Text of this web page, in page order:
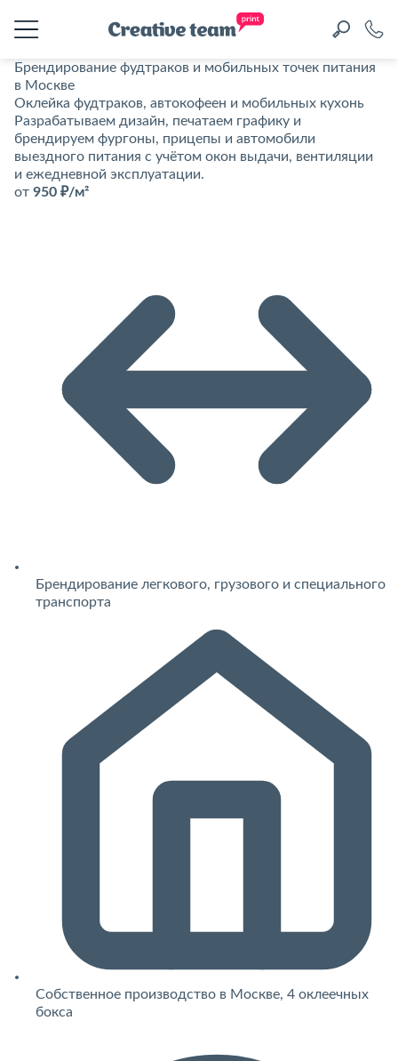
Брендирование фудтраков и мобильных точек питания
в Москве
Оклейка фудтраков, автокофеен и мобильных кухонь
Разрабатываем дизайн, печатаем графику и
брендируем фургоны, прицепы и автомобили
выездного питания с учётом окон выдачи, вентиляции
и ежедневной эксплуатации.
от 950 ₽/м²
Брендирование легкового, грузового и специального
транспорта
Собственное производство в Москве, 4 оклеечных
бокса